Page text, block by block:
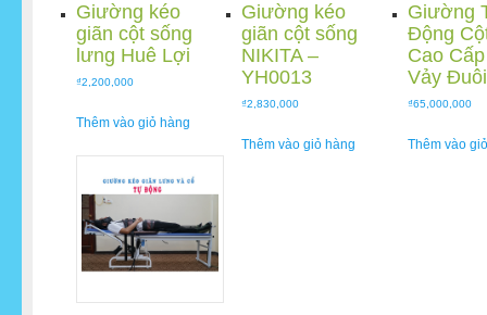
Giường kéo
giãn cột sống
lưng Huê Lợi
₫2,200,000
Thêm vào giỏ hàng
Giường kéo
giãn cột sống
NIKITA –
YH0013
₫2,830,000
Thêm vào giỏ hàng
Giường
Động
Cao
Vảy
₫65,000,000
Thêm vào